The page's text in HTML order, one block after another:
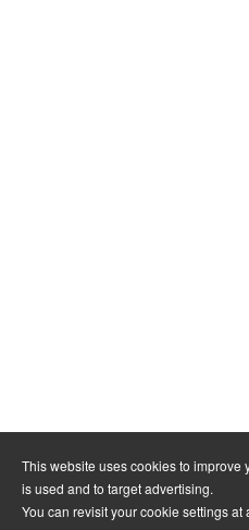
This website uses cookies to
is used and to target advertising.
You can revisit your cookie settings